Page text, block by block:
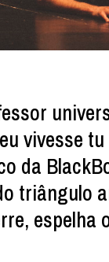
vivesse
da
triângulo
espelha